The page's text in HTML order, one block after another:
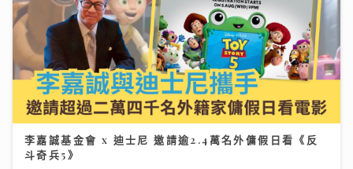
李嘉誠基金會 x 迪士尼 邀請逾2.4萬名外傭假日看《反
斗奇兵5》
04/08/2026